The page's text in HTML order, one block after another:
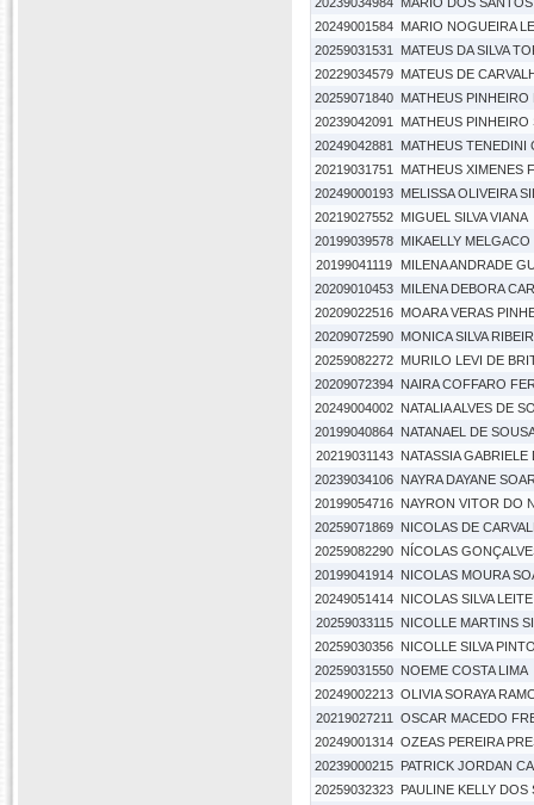
20249001584 MARIO NOGUEIRA
20259031531
MATEUS DA SILVA
20229034579 MATEUS DE
20259071840 MATHEUS PINHEIRO
20239042091
MATHEUS PINHEIRO
20249042881
MATHEUS TENEDINI
20219031751
MATHEUS XIMENES
20249000193 MELISSA OLIVEIRA
20219027552 MIGUEL SILVA VIANA
20199039578 MIKAELLY
20199041119
MILENA ANDRADE
20209010453 MILENA DEBORA
20209022516 MOARA VERAS
20209072590 MONICA SILVA
20259082272 MURILO LEVI DE
20209072394 NAIRA COFFARO
20249004002 NATALIA ALVES DE
20199040864 NATANAEL DE
20219031143
NATASSIA
20239034106 NAYRA DAYANE
20199054716 NAYRON VITOR DO
20259071869 NICOLAS DE
20259082290 NÍCOLAS
20199041914 NICOLAS MOURA
20249051414 NICOLAS SILVA LEITE
20259033115
NICOLLE MARTINS
20259030356 NICOLLE SILVA
20259031550 NOEME COSTA LIMA
20249002213 OLIVIA SORAYA
20219027211
OSCAR MACEDO
20249001314 OZEAS PEREIRA
20239000215 PATRICK JORDAN
20259032323 PAULINE KELLY DOS